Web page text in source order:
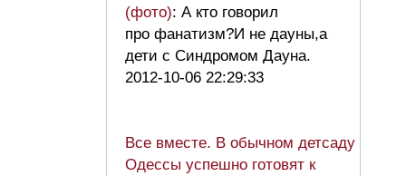
(фото): А кто говорил
про фанатизм?И не дауны,а
дети с Синдромом Дауна.
2012-10-06 22:29:33
Все вместе. В обычном детсаду
Одессы успешно готовят к